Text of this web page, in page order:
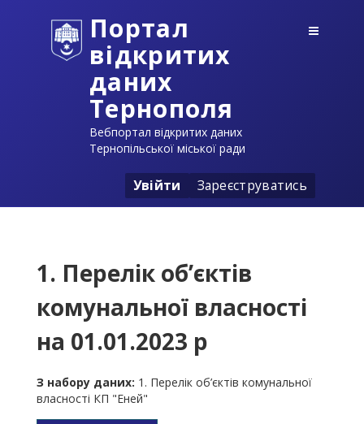
Портал
відкритих
даних
Тернополя
Вебпортал відкритих даних
Тернопільської міської ради
Увійти Зареєструватись
1. Перелік об’єктів
комунальної власності
на 01.01.2023 р
З набору даних: 1. Перелік об’єктів комунальної
власності КП "Еней"